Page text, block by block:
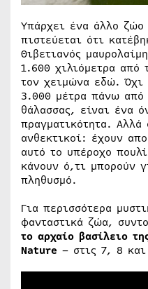
Υπάρχει ένα άλλο
πιστεύεται ότι
Θιβετιανός
1.600 χιλιόμετρα από
τον χειμώνα εδώ. Όχι
3.000 μέτρα πάνω από
θάλασσας, είναι ένα
πραγματικότητα. Αλλά
ανθεκτικοί: έχουν
αυτό το υπέροχο
κάνουν ό,τι μπορούν
πληθυσμό.
Για περισσότερα
φανταστικά ζώα,
το αρχαίο βασίλειο
Nature – στις 7, 8